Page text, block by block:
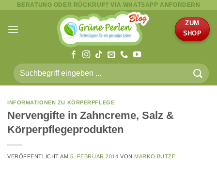
springen
BERATUNG ODER RÜCKRUF? VIA WHATSAPP ANFORDERN
ZUM
SHOP
Suche
nach:
INFORMATIONEN ZU KÖRPERPFLEGE
Nervengifte in Zahncreme, Salz &
Körperpflegeprodukten
VERÖFFENTLICHT AM5. FEBRUAR 2014 VON MARKO BUTZE